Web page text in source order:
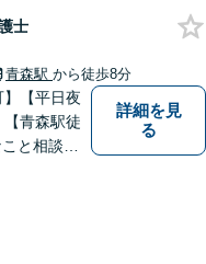
士
青森駅 から徒歩8分
】【平日夜
青森駅徒
と相談し
詳細を見
る